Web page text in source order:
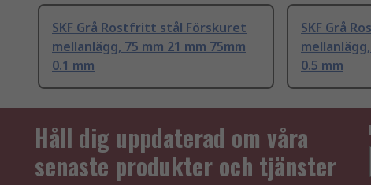
SKF Grå Rostfritt stål Förskuret
mellanlägg, 75 mm 21 mm 75mm
0.1 mm
SKF Grå
0.5 mm
Håll dig uppdaterad om våra
senaste produkter och tjänster